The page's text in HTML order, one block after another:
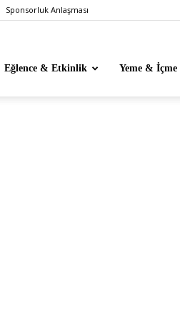
Sponsorluk Anlaşması
Eğlence & Etkinlik Yeme & İçme